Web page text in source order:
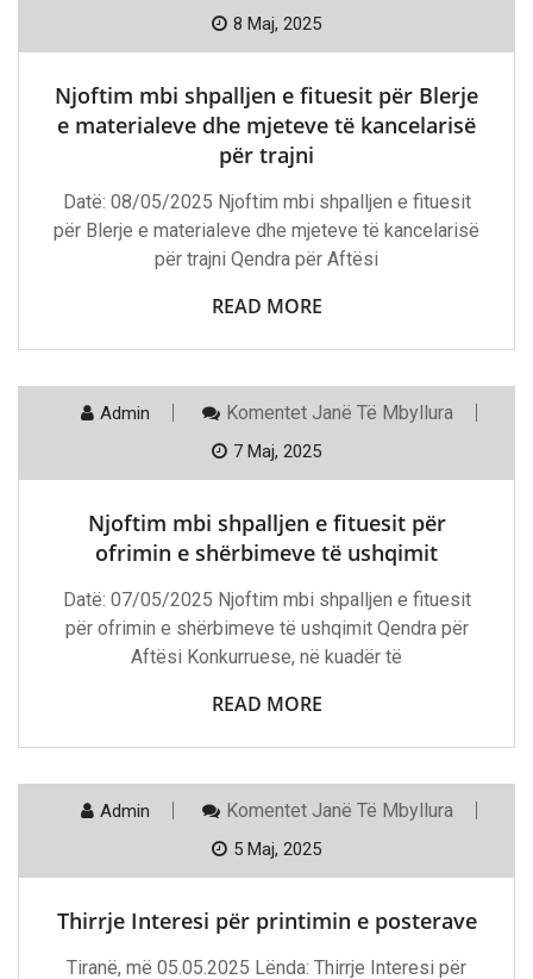
Mbi
E
Për
Blerje
E
Materialeve
Mjeteve
Të
Kancelarisë
Për
Trajni
8 Maj, 2025
Njoftim mbi shpalljen e fituesit për Blerje
e materialeve dhe mjeteve të kancelarisë
për trajni
Datë: 08/05/2025 Njoftim mbi shpalljen e fituesit
për Blerje e materialeve dhe mjeteve të kancelarisë
për trajni Qendra për Aftësi
READ MORE
Admin Komentet Te
Mbi
E
Për
Ofrimin
E
Të
Ushqimit
Janë Të Mbyllura
7 Maj, 2025
Njoftim mbi shpalljen e fituesit për
ofrimin e shërbimeve të ushqimit
Datë: 07/05/2025 Njoftim mbi shpalljen e fituesit
për ofrimin e shërbimeve të ushqimit Qendra për
Aftësi Konkurruese, në kuadër të
READ MORE
Admin Komentet Te
Interesi
Printimin
Posterave
Janë Të Mbyllura
5 Maj, 2025
Thirrje Interesi për printimin e posterave
Tiranë, më 05.05.2025 Lënda: Thirrje Interesi për